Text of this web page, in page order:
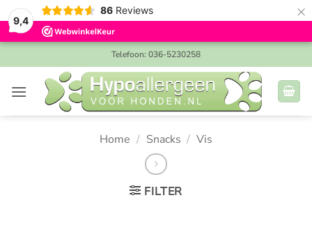
9,4
86 Reviews ×
Ga
naar
inhoud
Telefoon: 036-5230258
Home / Snacks / Vis
FILTER